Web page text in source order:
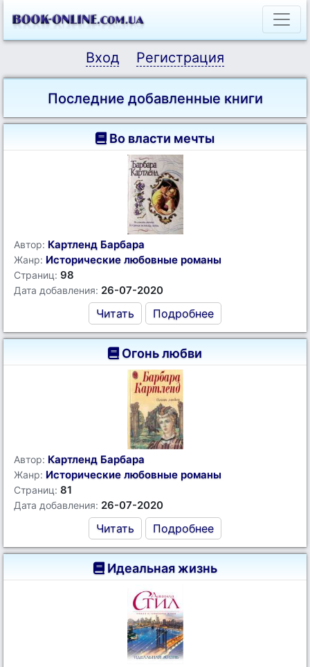
Вход Регистрация
Последние добавленные книги
Во власти мечты
Автор: Картленд Барбара
Жанр: Исторические любовные романы
Страниц: 98
Дата добавления: 26-07-2020
Читать Подробнее
Огонь любви
Автор: Картленд Барбара
Жанр: Исторические любовные романы
Страниц: 81
Дата добавления: 26-07-2020
Читать Подробнее
Идеальная жизнь